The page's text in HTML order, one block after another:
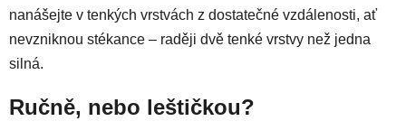
nanášejte v tenkých vrstvách z dostatečné vzdálenosti, ať
nevzniknou stékance – raději dvě tenké vrstvy než jedna
silná.
Ručně, nebo leštičkou?